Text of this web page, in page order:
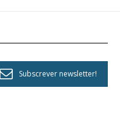
Subscrever newsletter!